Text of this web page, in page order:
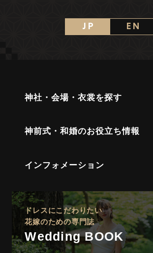
J P E N
神社・会場・衣裳を探す
神前式・和婚のお役立ち情報
インフォメーション
ドレスにこだわりたい
花嫁のための専門誌
Wedding BOOK